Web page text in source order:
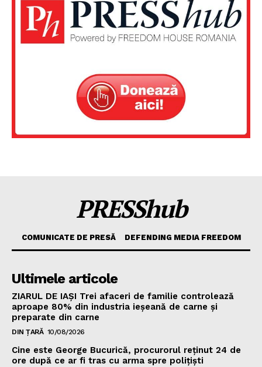
PRESShub
COMUNICATE DE PRESĂ DEFENDING MEDIA FREEDOM
Ultimele articole
ZIARUL DE IAȘI Trei afaceri de familie controlează
aproape 80% din industria ieșeană de carne și
preparate din carne
DIN ȚARĂ 10/08/2026
Cine este George Bucurică, procurorul reținut 24 de
ore după ce ar fi tras cu arma spre polițiști